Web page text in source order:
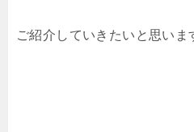
ご紹介していきたいと思いま